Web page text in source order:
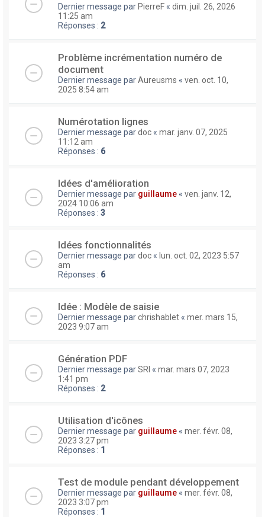
Dernier message parPierreF « dim. juil. 26, 2026
11:25 am
Réponses : 2
Problème incrémentation numéro de
document
Dernier message parAureusms « ven. oct. 10,
2025 8:54 am
Numérotation lignes
Dernier message pardoc « mar. janv. 07, 2025
11:12 am
Réponses : 6
Idées d'amélioration
Dernier message par guillaume « ven. janv. 12,
2024 10:06 am
Réponses : 3
Idées fonctionnalités
Dernier message pardoc « lun. oct. 02, 2023 5:57
am
Réponses : 6
Idée : Modèle de saisie
Dernier message parchrishablet « mer. mars 15,
2023 9:07 am
Génération PDF
Dernier message parSRI « mar. mars 07, 2023
1:41 pm
Réponses : 2
Utilisation d'icônes
Dernier message par guillaume « mer. févr. 08,
2023 3:27 pm
Réponses : 1
Test de module pendant développement
Dernier message par guillaume « mer. févr. 08,
2023 3:07 pm
Réponses : 1